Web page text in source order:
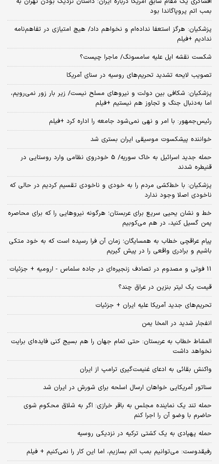
بمب اتم پروپاگاندا بود
پزشکیان: هرگز استعفا نداده‌ام و نخواهم داد/ هیچ امتیازی در تفاهم‌نامه
ندادیم +فیلم
شکست نقشه اپل علیه سامسونگ/ ماجرا چیست؟
تصویب لایحه تشدید تحریم‌های روسیه در سنای آمریکا
پزشکیان: شکافی بین دولت و نیروهای مسلح نیست/ زیر بار زور نمی‌رویم،
اما به‌دنبال جنگ و تجاوز هم نیستیم +فیلم
رئیس‌جمهور: با امر و نهی نمی‌شود جامعه را اداره کرد +فیلم
خواننده پیشکسوت موسیقی ایران بستری شد
حمله جدید اسرائیل به خاک سوریه/ 5 خودروی نظامی وارد روستایی در
قنیطره شدند
پزشکیان: با خط‌کشی مردم را به خودی و ناخودی تقسیم کردیم در حالی که
ناخودی اصلا وجود ندارد
خط و نشان یحیی سریع برای عربستان؛ هرگونه نیروهایی را که برای محاصره
یمن گسیل کنید، در هم می‌کوبیم
پیام عراقچی خطاب به همسایگان؛ زمان آن فرا رسیده است که به خود متکی
باشیم و برادری واقعی را در پیش گیریم
11 فوتی و مصدوم در تصادف زنجیره‌ای در جاده سلماس - ارومیه + جزئیات
قیمت یک لیتر بنزین در عراق چند؟
تحریم‌های جدید آمریکا علیه ایران + جزئیات
انفجار شدید در المخا یمن
المشاط خطاب به عربستان: حتی تمام جهان را هم بسیج کنی فایده‌ای برایت
نخواهد داشت
واکنش بقائی به ادعای غنیمت‌گیری ترامپ از ایران
سناتور آمریکایی خواهان ارسال اسلحه برای شورش در ایران شد
حمله تند یک نماینده مجلس به باقر خرازی: اگر به شلاق محکوم شوی
حاضرم با وضو آن را اجرا کنم
حمله پهپادی به یک کشتی ترکیه در نزدیکی روسیه
رفیقدوست: می‌توانیم بمب اتم بسازیم، اما این کار را نمی‌کنیم + فیلم